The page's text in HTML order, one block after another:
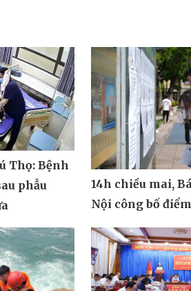
Thọ: Bệnh
phẫu
14h chiều mai,
Nội công bố